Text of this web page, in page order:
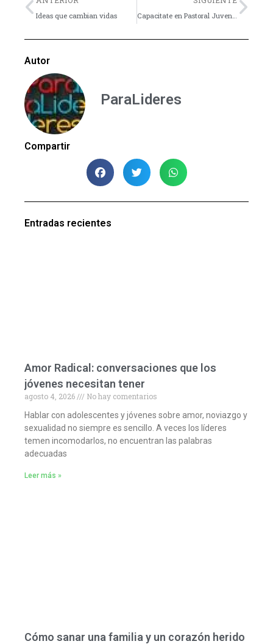
Ideas que cambian vidas Capacitate en Pastoral Juvenil en línea
Autor
ParaLideres
Compartir
Entradas recientes
Amor Radical: conversaciones que los
jóvenes necesitan tener
agosto 4, 2026
No hay comentarios
Hablar con adolescentes y jóvenes sobre amor, noviazgo y
sexualidad no siempre es sencillo. A veces los líderes
temen incomodarlos, no encuentran las palabras
adecuadas
Leer más »
Cómo sanar una familia y un corazón herido